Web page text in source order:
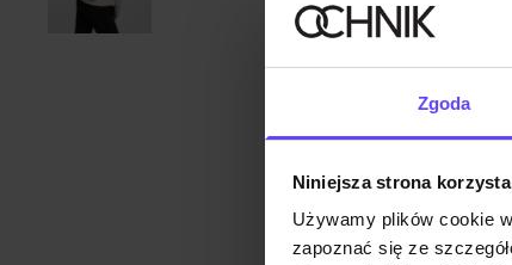
Zgoda
Niniejsza strona
Używamy plików cookie
zapoznać się ze